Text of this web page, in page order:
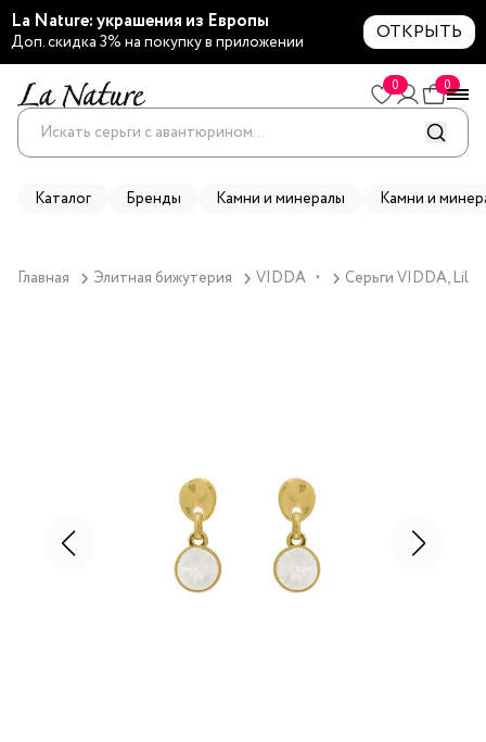
La Nature: украшения из Европы
Доп. скидка 3% на покупку в приложении ОТКРЫТЬ
0 0
Каталог Бренды Камни и минералы Камни и
Главная Элитная бижутерия VIDDA ▼ Серьги VIDDA, Lily,